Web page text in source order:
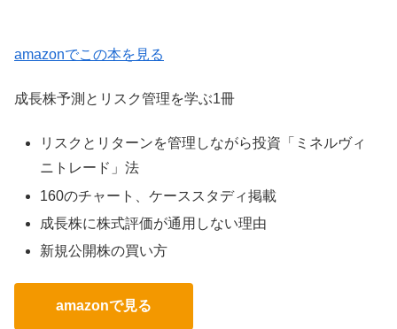
amazonでこの本を見る
成長株予測とリスク管理を学ぶ1冊
リスクとリターンを管理しながら投資「ミネルヴィ
ニトレード」法
160のチャート、ケーススタディ掲載
成長株に株式評価が通用しない理由
新規公開株の買い方
amazonで見る